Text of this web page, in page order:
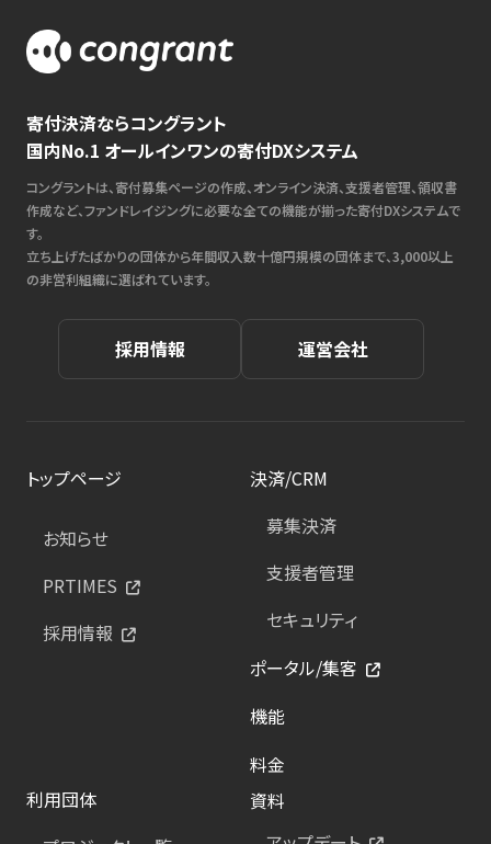
寄付決済ならコングラント
国内No.1 オールインワンの寄付DXシステム
コングラントは、寄付募集ページの作成、オンライン決済、支援者管理、領収書
作成など、ファンドレイジングに必要な全ての機能が揃った寄付DXシステムで
す。
立ち上げたばかりの団体から年間収入数十億円規模の団体まで、3,000以上
の非営利組織に選ばれています。
採用情報 運営会社
トップページ
お知らせ
PRTIMES
採用情報
決済/CRM
募集決済
支援者管理
セキュリティ
ポータル/集客
機能
料金
利用団体
資料